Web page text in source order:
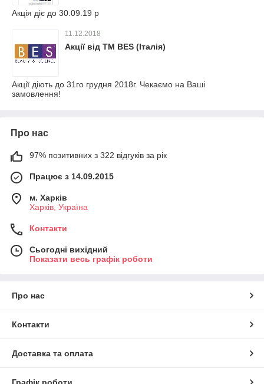
Акція діє до 30.09.19 р
11.12.2018
Акції від ТМ BES (Італія)
Акції діють до 31го грудня 2018г. Чекаємо на Ваші
замовлення!
Про нас
97% позитивних з 322 відгуків за рік
Працює з 14.09.2015
м. Харків
Харків, Україна
Контакти
Сьогодні вихідний
Показати весь графік роботи
Про нас
Контакти
Доставка та оплата